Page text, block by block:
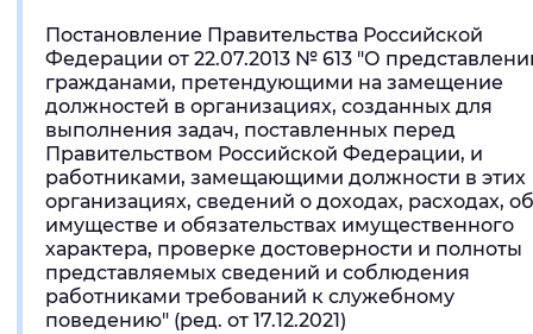
Постановление Правительства Российской
Федерации от 22.07.2013 № 613 "О
гражданами, претендующими на замещение
должностей в организациях, созданных для
выполнения задач, поставленных перед
Правительством Российской Федерации, и
работниками, замещающими должности в этих
организациях, сведений о доходах, расходах, об
имуществе и обязательствах имущественного
характера, проверке достоверности и полноты
представляемых сведений и соблюдения
работниками требований к служебному
поведению" (ред. от 17.12.2021)